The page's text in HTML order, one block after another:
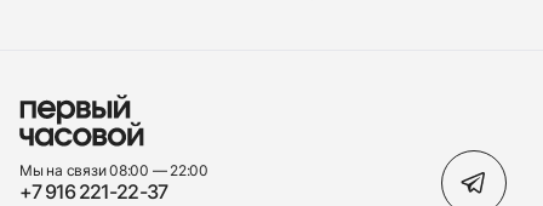
Мы на связи 08:00 — 22:00
+7 916 221-22-37